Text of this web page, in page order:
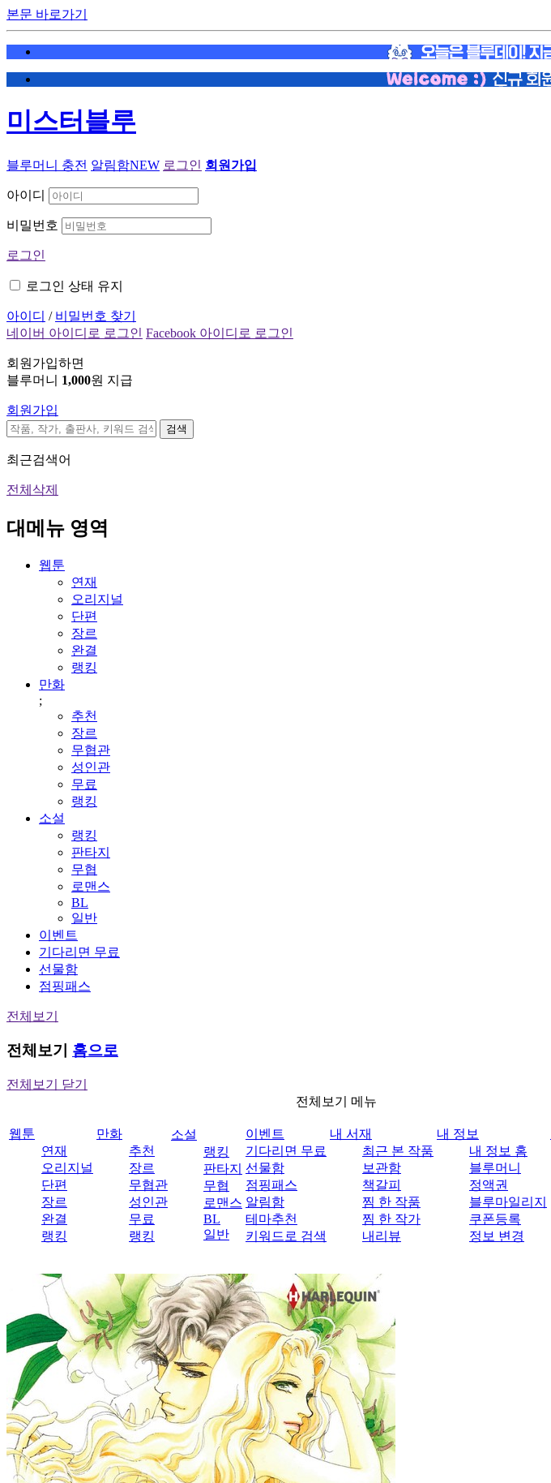
본문 바로가기
미스터블루
블루머니 충전 알림함NEW 로그인 회원가입
아이디
비밀번호
로그인
로그인 상태 유지
아이디 / 비밀번호 찾기
네이버 아이디로 로그인 Facebook 아이디로 로그인
회원가입하면
블루머니 1,000원 지급
회원가입
검색
최근검색어
전체삭제
대메뉴 영역
웹툰
연재
오리지널
단편
장르
완결
랭킹
만화
;
추천
장르
무협관
성인관
무료
랭킹
소설
랭킹
판타지
무협
로맨스
BL
일반
이벤트
기다리면 무료
선물함
점핑패스
전체보기
전체보기 홈으로
전체보기 닫기
전체보기 메뉴
웹툰
연재
오리지널
단편
장르
완결
랭킹
만화
추천
장르
무협관
성인관
무료
랭킹
소설
랭킹
판타지
무협
로맨스
BL
일반
이벤트
기다리면 무료
선물함
점핑패스
알림함
테마추천
키워드로 검색
내 서재
최근 본 작품
보관함
책갈피
찜 한 작품
찜 한 작가
내리뷰
내 정보
내 정보 홈
블루머니
정액권
블루마일리지
쿠폰등록
정보 변경